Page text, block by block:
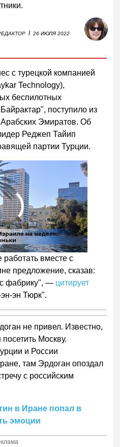
I 26 ИЮЛЯ 2022
с турецкой компанией
Technology),
беспилотных
поступило из
Эмиратов. Об
Реджеп Тайип
партии Турции.
работать вместе с
предложение, сказав:
фабрику", — цитирует
эн Тюрк".
не привел. Известно,
Москву.
и России
там Эрдоган опоздал
с российским
в Иране попал в
эмоции